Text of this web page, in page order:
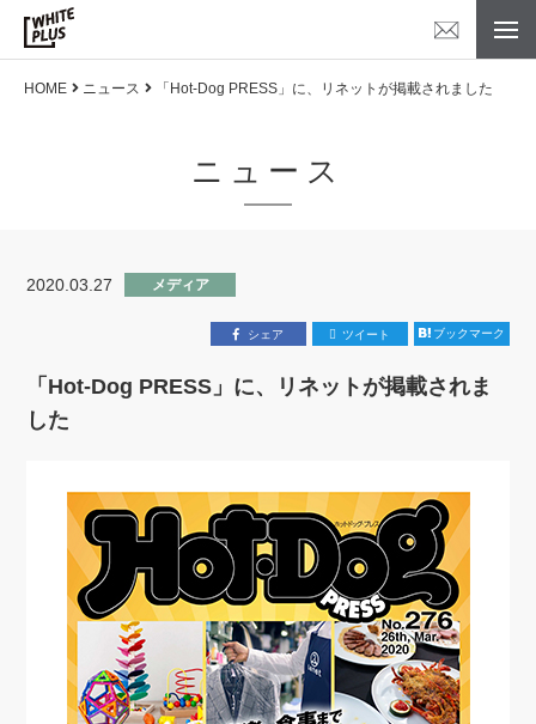
HOME ニュース 「Hot-Dog PRESS」に、リネットが掲載されました
ニュース
2020.03.27 メディア
シェア ツイート ブックマーク
「Hot-Dog PRESS」に、リネットが掲載されま
した